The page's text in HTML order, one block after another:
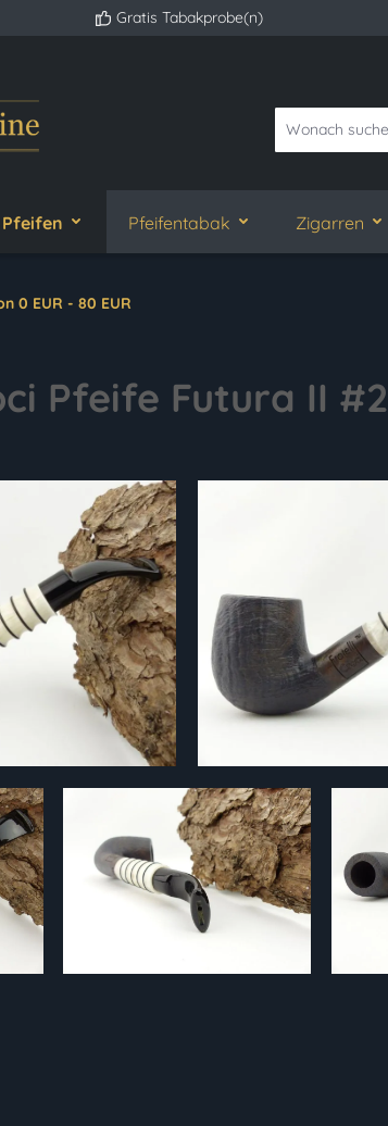
Gratis Tabakprobe(n)
Pfeifen Pfeifentabak Zigarren
0 EUR - 80 EUR
Pfeife Futura II #2